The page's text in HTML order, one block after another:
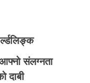
आफ्नो संलग्नता
दाबी